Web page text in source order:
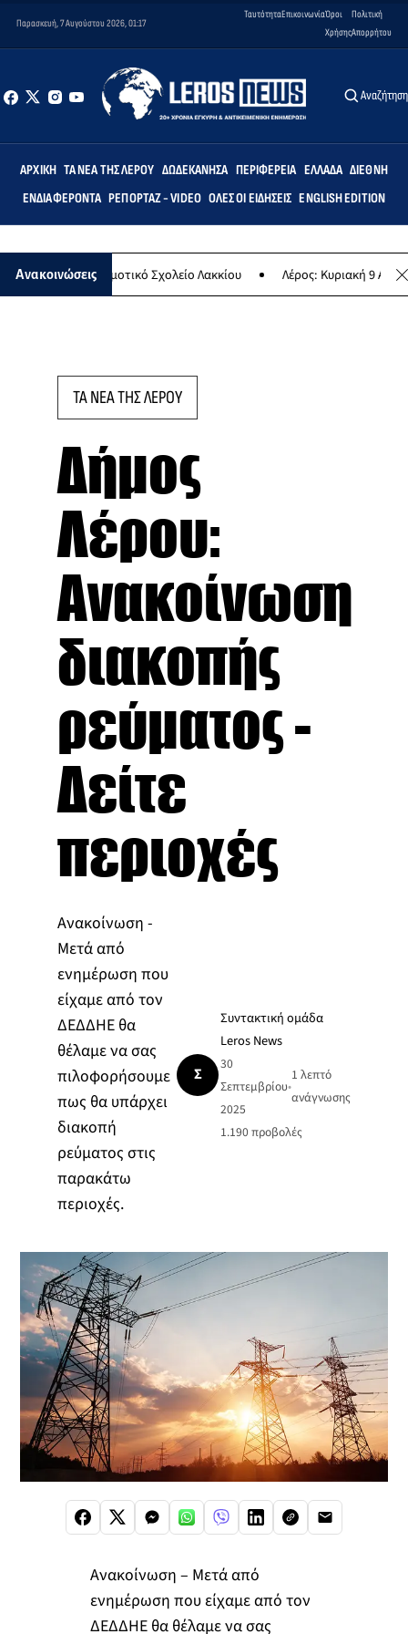
Παρασκευή, 7 Αυγούστου 2026, 01:17
ΤαυτότηταΕπικοινωνίαΌροι
Χρήσης
Πολιτική
Απορρήτου
Αναζήτηση
ΑΡΧΙΚΉ ΤΑ ΝΈΑ ΤΗΣ ΛΈΡΟΥ ΔΩΔΕΚΆΝΗΣΑ ΠΕΡΙΦΈΡΕΙΑ ΕΛΛΆΔΑ ΔΙΕΘΝΉ
ΕΝΔΙΑΦΈΡΟΝΤΑ ΡΕΠΟΡΤΆΖ - VIDEO ΌΛΕΣ ΟΙ ΕΙΔΉΣΕΙΣ ENGLISH EDITION
Ανακοινώσεις
στο Δημοτικό Σχολείο Λακκίου Λέρος: Κυριακή 9
ΤΑ ΝΕΑ ΤΗΣ ΛΕΡΟΥ
Δήμος
Λέρου:
Ανακοίνωση
διακοπής
ρεύματος -
Δείτε
περιοχές
Ανακοίνωση -
Μετά από
ενημέρωση που
είχαμε από τον
ΔΕΔΔΗΕ θα
θέλαμε να σας
πιλοφορήσουμε
πως θα υπάρχει
διακοπή
ρεύματος στις
παρακάτω
περιοχές.
Σ
Συντακτική ομάδα
Leros News
30
Σεπτεμβρίου
2025
•
1 λεπτό
ανάγνωσης
1.190προβολές
Ανακοίνωση – Μετά από
ενημέρωση που είχαμε από τον
ΔΕΔΔΗΕ θα θέλαμε να σας